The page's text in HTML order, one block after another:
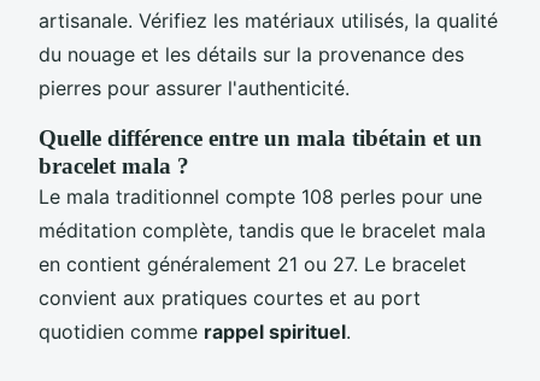
artisanale. Vérifiez les matériaux utilisés, la qualité
du nouage et les détails sur la provenance des
pierres pour assurer l'authenticité.
Quelle différence entre un mala tibétain et un
bracelet mala ?
Le mala traditionnel compte 108 perles pour une
méditation complète, tandis que le bracelet mala
en contient généralement 21 ou 27. Le bracelet
convient aux pratiques courtes et au port
quotidien comme rappel spirituel.